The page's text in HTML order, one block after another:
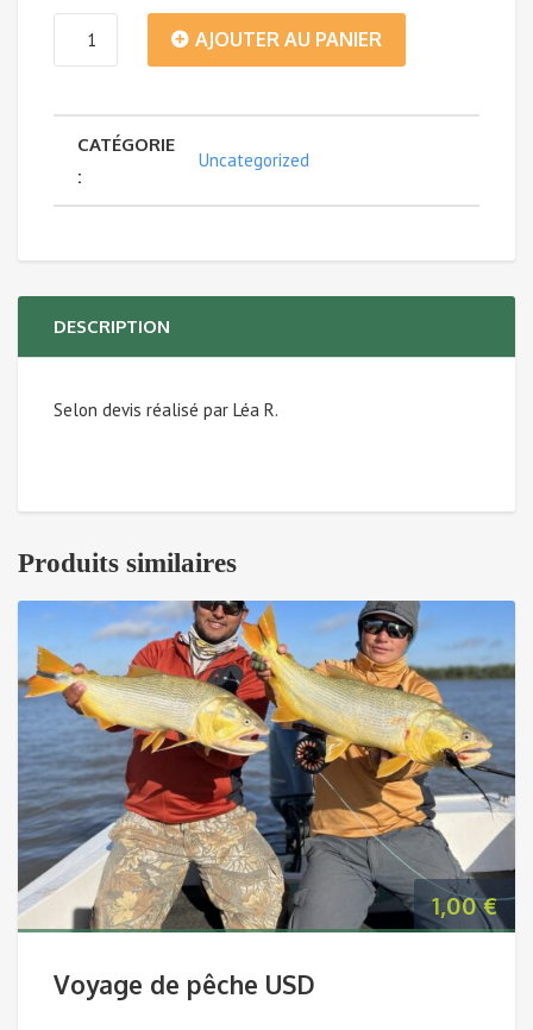
quantité
Billet
A/R
AJOUTER AU PANIER
CATÉGORIE
:
Uncategorized
DESCRIPTION
Selon devis réalisé par Léa R.
Produits similaires
1,00€
Voyage de pêche USD